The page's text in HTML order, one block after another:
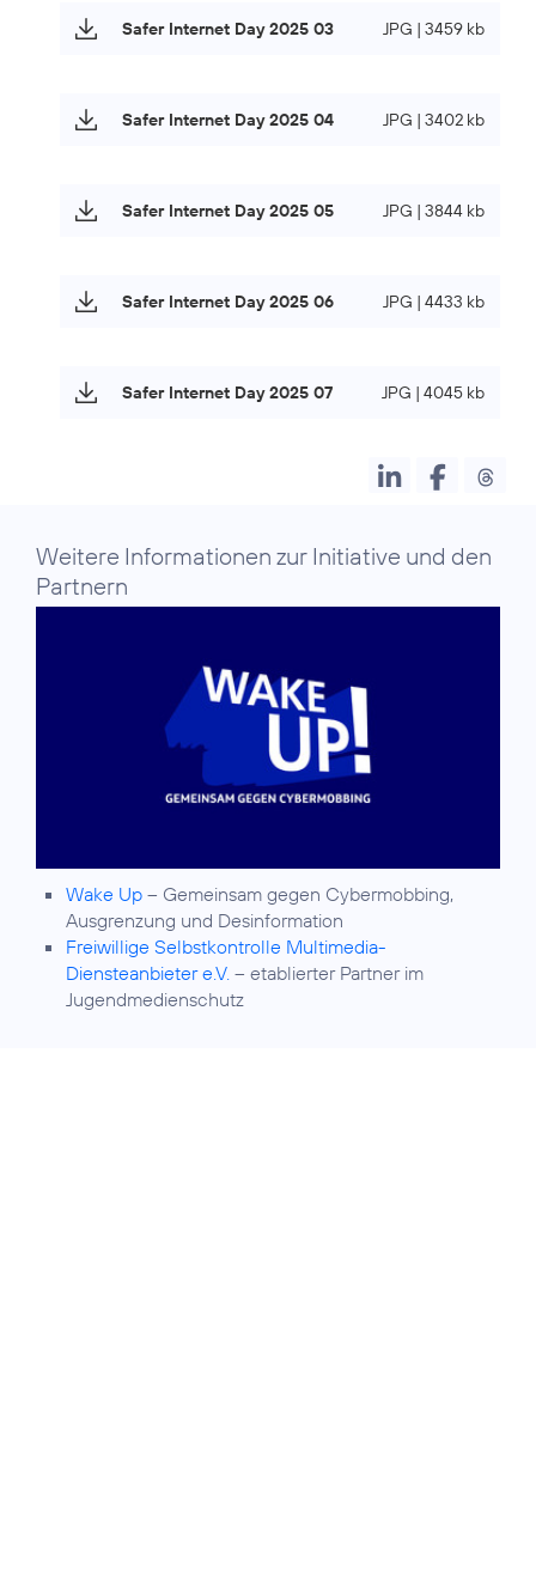
Safer Internet Day 2025 03 JPG | 3459 kb
Safer Internet Day 2025 04 JPG | 3402 kb
Safer Internet Day 2025 05 JPG | 3844 kb
Safer Internet Day 2025 06 JPG | 4433 kb
Safer Internet Day 2025 07 JPG | 4045 kb
Weitere Informationen zur Initiative und den
Partnern
Wake Up – Gemeinsam gegen Cybermobbing,
Ausgrenzung und Desinformation
Freiwillige Selbstkontrolle Multimedia-
Diensteanbieter e.V. – etablierter Partner im
Jugendmedienschutz